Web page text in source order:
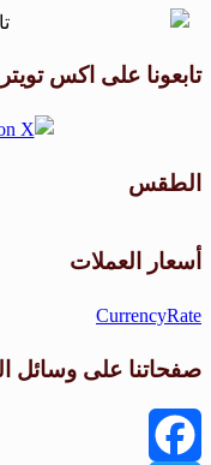
تابعونا على اكس تويتر
الطقس
أسعار العملات
CurrencyRate
صفحاتنا على وسائل